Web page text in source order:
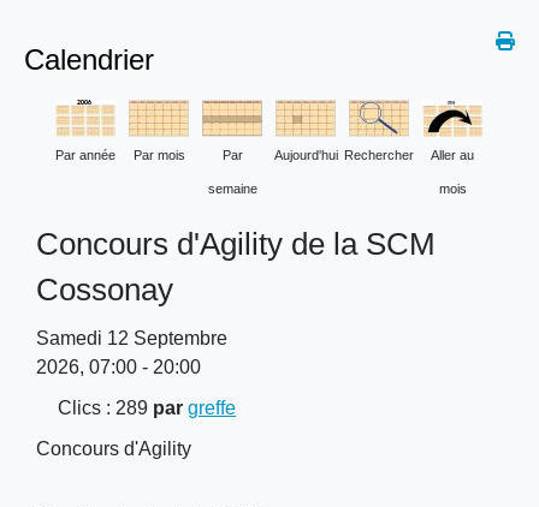
Calendrier
Par année Par mois Par
semaine
Aujourd'hui Rechercher Aller au
mois
Concours d'Agility de la SCM
Cossonay
Samedi 12 Septembre
2026, 07:00 - 20:00
Clics : 289 pargreffe
Concours d'Agility